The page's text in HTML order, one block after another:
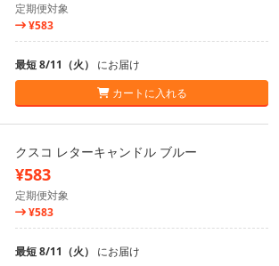
定期便対象
¥583
最短 8/11（火） にお届け
カートに入れる
クスコ レターキャンドル ブルー
¥583
定期便対象
¥583
最短 8/11（火） にお届け